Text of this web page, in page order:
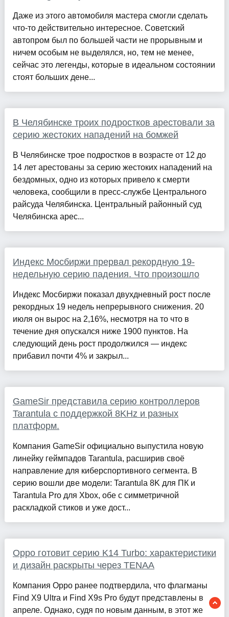
Даже из этого автомобиля мастера смогли сделать
что-то действительно интересное. Советский
автопром был по большей части не прорывным и
ничем особым не выделялся, но, тем не менее,
сейчас это легенды, которые в идеальном состоянии
стоят больших дене...
В Челябинске троих подростков арестовали за
серию жестоких нападений на бомжей
В Челябинске трое подростков в возрасте от 12 до
14 лет арестованы за серию жестоких нападений на
бездомных, одно из которых привело к смерти
человека, сообщили в пресс-службе Центрального
райсуда Челябинска. Центральный районный суд
Челябинска арес...
Индекс Мосбиржи прервал рекордную 19-
недельную серию падения. Что произошло
Индекс Мосбиржи показал двухдневный рост после
рекордных 19 недель непрерывного снижения. 20
июля он вырос на 2,16%, несмотря на то что в
течение дня опускался ниже 1900 пунктов. На
следующий день рост продолжился — индекс
прибавил почти 4% и закрыл...
GameSir представила серию контроллеров
Tarantula с поддержкой 8KHz и разных
платформ.
Компания GameSir официально выпустила новую
линейку геймпадов Tarantula, расширив своё
направление для киберспортивного сегмента. В
серию вошли две модели: Tarantula 8K для ПК и
Tarantula Pro для Xbox, обе с симметричной
раскладкой стиков и уже дост...
Oppo готовит серию K14 Turbo: характеристики
и дизайн раскрыты через TENAA
Компания Oppo ранее подтвердила, что флагманы
Find X9 Ultra и Find X9s Pro будут представлены в
апреле. Однако, судя по новым данным, в этот же